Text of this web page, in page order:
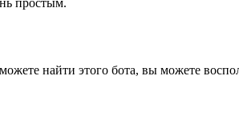
найти этого бота, вы можете